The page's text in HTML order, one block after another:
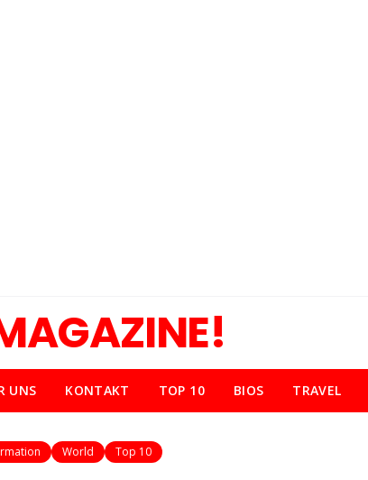
UNS KONTAKT TOP 10 BIOS TRAVEL
World Top 10